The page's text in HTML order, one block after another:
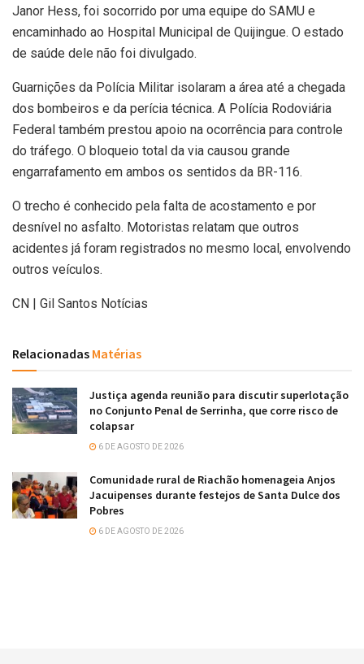
Janor Hess, foi socorrido por uma equipe do SAMU e
encaminhado ao Hospital Municipal de Quijingue. O estado
de saúde dele não foi divulgado.
Guarnições da Polícia Militar isolaram a área até a chegada
dos bombeiros e da perícia técnica. A Polícia Rodoviária
Federal também prestou apoio na ocorrência para controle
do tráfego. O bloqueio total da via causou grande
engarrafamento em ambos os sentidos da BR-116.
O trecho é conhecido pela falta de acostamento e por
desnível no asfalto. Motoristas relatam que outros
acidentes já foram registrados no mesmo local, envolvendo
outros veículos.
CN | Gil Santos Notícias
Relacionadas Matérias
Justiça agenda reunião para discutir superlotação
no Conjunto Penal de Serrinha, que corre risco de
colapsar
6 DE AGOSTO DE 2026
Comunidade rural de Riachão homenageia Anjos
Jacuipenses durante festejos de Santa Dulce dos
Pobres
6 DE AGOSTO DE 2026